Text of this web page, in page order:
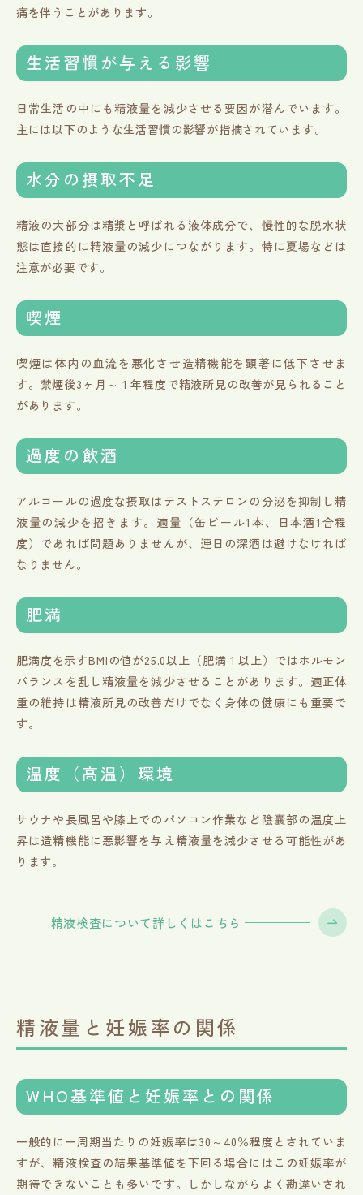
痛を伴うことがあります。
生活習慣が与える影響
日常生活の中にも精液量を減少させる要因が潜んでいます。
主には以下のような生活習慣の影響が指摘されています。
水分の摂取不足
精液の大部分は精漿と呼ばれる液体成分で、慢性的な脱水状
態は直接的に精液量の減少につながります。特に夏場などは
注意が必要です。
喫煙
喫煙は体内の血流を悪化させ造精機能を顕著に低下させま
す。禁煙後3ヶ月～１年程度で精液所見の改善が見られること
があります。
過度の飲酒
アルコールの過度な摂取はテストステロンの分泌を抑制し精
液量の減少を招きます。適量（缶ビール1本、日本酒1合程
度）であれば問題ありませんが、連日の深酒は避けなければ
なりません。
肥満
肥満度を示すBMIの値が25.0以上（肥満１以上）ではホルモン
バランスを乱し精液量を減少させることがあります。適正体
重の維持は精液所見の改善だけでなく身体の健康にも重要で
す。
温度（高温）環境
サウナや長風呂や膝上でのパソコン作業など陰嚢部の温度上
昇は造精機能に悪影響を与え精液量を減少させる可能性があ
ります。
精液検査について詳しくはこちら
精液量と妊娠率の関係
WHO基準値と妊娠率との関係
一般的に一周期当たりの妊娠率は30～40％程度とされていま
すが、精液検査の結果基準値を下回る場合にはこの妊娠率が
期待できないことも多いです。しかしながらよく勘違いされ